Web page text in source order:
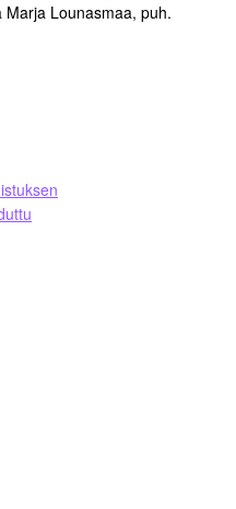
Lounasmaa, puh.